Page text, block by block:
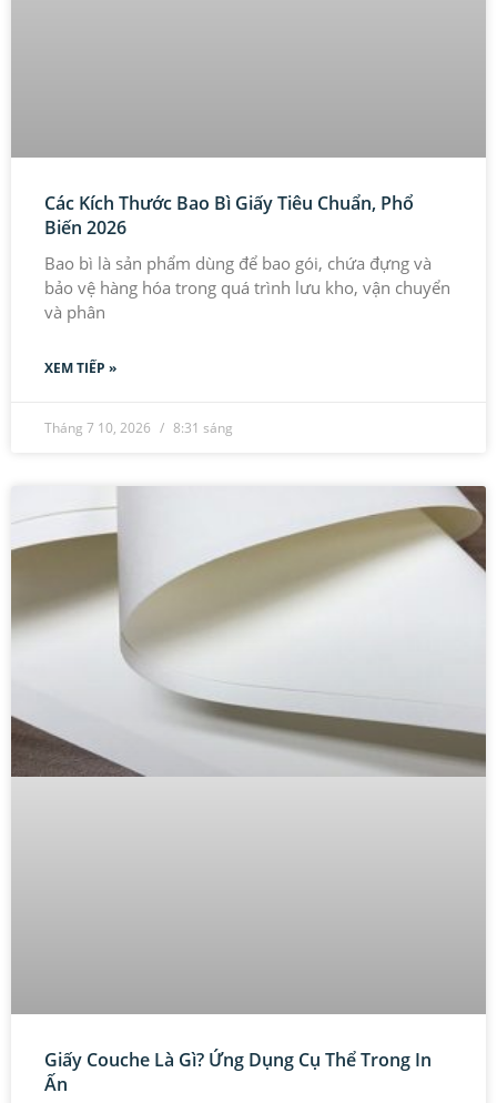
Các Kích Thước Bao Bì Giấy Tiêu Chuẩn, Phổ
Biến 2026
Bao bì là sản phẩm dùng để bao gói, chứa đựng và
bảo vệ hàng hóa trong quá trình lưu kho, vận chuyển
và phân
XEM TIẾP »
Tháng 7 10, 2026 8:31 sáng
Giấy Couche Là Gì? Ứng Dụng Cụ Thể Trong In
Ấn